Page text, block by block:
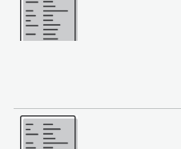
Flere